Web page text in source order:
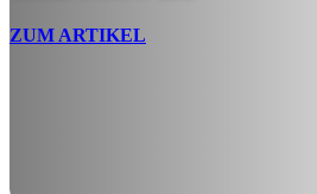
ZUM ARTIKEL